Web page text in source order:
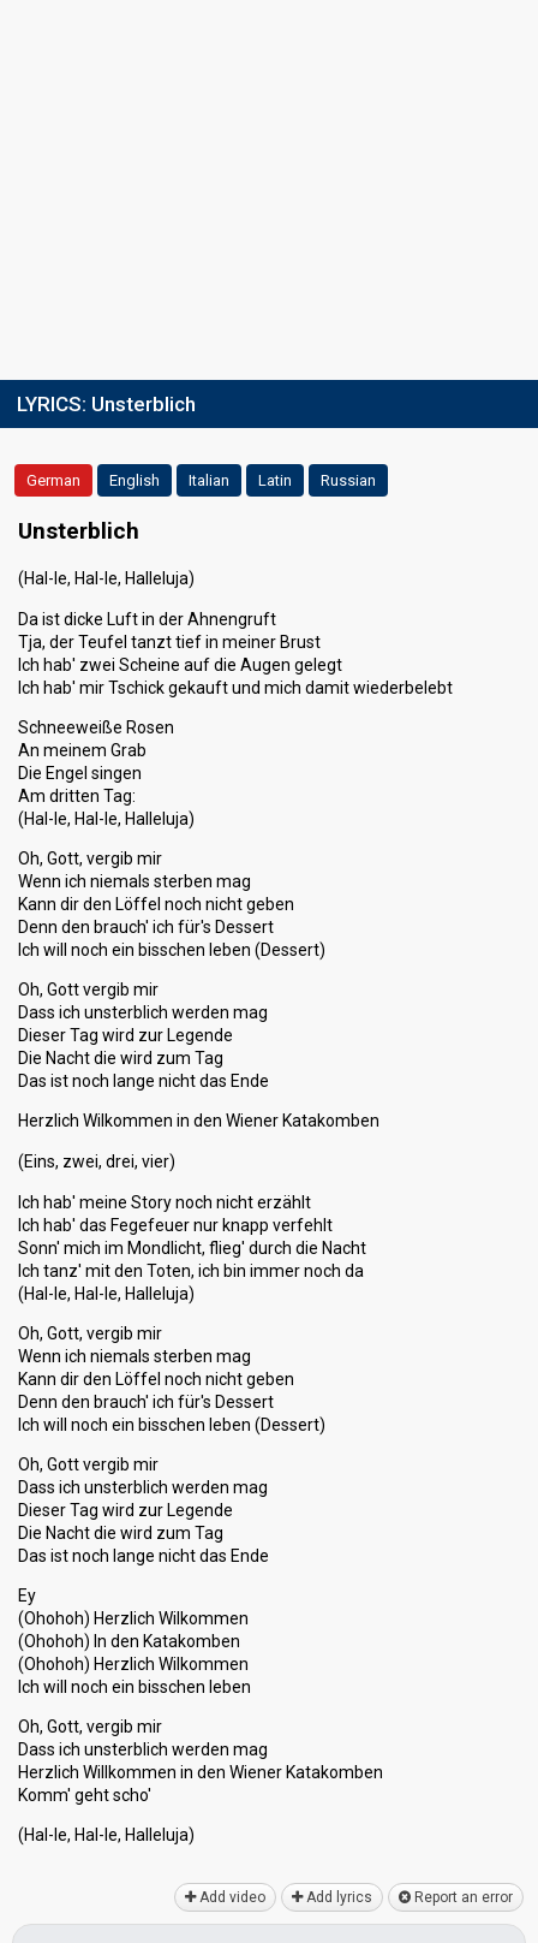
LYRICS: Unsterblich
German English Italian Latin Russian
Unsterblich
(Hal-le, Hal-le, Halleluja)
Da ist dicke Luft in der Ahnengruft
Tja, der Teufel tanzt tief in meiner Brust
Ich hab' zwei Scheine auf die Augen gelegt
Ich hab' mir Tschick gekauft und mich damit wiederbelebt
Schneeweiße Rosen
An meinem Grab
Die Engel singen
Am dritten Tag:
(Hal-le, Hal-le, Halleluja)
Oh, Gott, vergib mir
Wenn ich niemals sterben mag
Kann dir den Löffel noch nicht geben
Denn den brauch' ich für's Dessert
Ich will noch ein bisschen leben (Dessert)
Oh, Gott vergib mir
Dass ich unsterblich werden mag
Dieser Tag wird zur Legende
Die Nacht die wird zum Tag
Das ist noch lange nicht das Ende
Herzlich Wilkommen in den Wiener Katakomben
(Eins, zwei, drei, vier)
Ich hab' meine Story noch nicht erzählt
Ich hab' das Fegefeuer nur knapp verfehlt
Sonn' mich im Mondlicht, flieg' durch die Nacht
Ich tanz' mit den Toten, ich bin immer noch da
(Hal-le, Hal-le, Halleluja)
Oh, Gott, vergib mir
Wenn ich niemals sterben mag
Kann dir den Löffel noch nicht geben
Denn den brauch' ich für's Dessert
Ich will noch ein bisschen leben (Dessert)
Oh, Gott vergib mir
Dass ich unsterblich werden mag
Dieser Tag wird zur Legende
Die Nacht die wird zum Tag
Das ist noch lange nicht das Ende
Ey
(Ohohoh) Herzlich Wilkommen
(Ohohoh) In den Katakomben
(Ohohoh) Herzlich Wilkommen
Ich will noch ein bisschen leben
Oh, Gott, vergib mir
Dass ich unsterblich werden mag
Herzlich Willkommen in den Wiener Katakomben
Komm' geht ѕcho'
(Hal-le, Hal-le, Hallelujа)
Add video Add lyrics Report an error